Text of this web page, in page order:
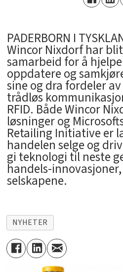
PADERBORN I
Wincor Nixdorf har
samarbeid for å
oppdatere og
sine og dra fordeler
trådløs
RFID. Både Wincor
løsninger og
Retailing Initiative er
handelen selge og
gi teknologi til neste
handels-
selskapene.
NYHETER